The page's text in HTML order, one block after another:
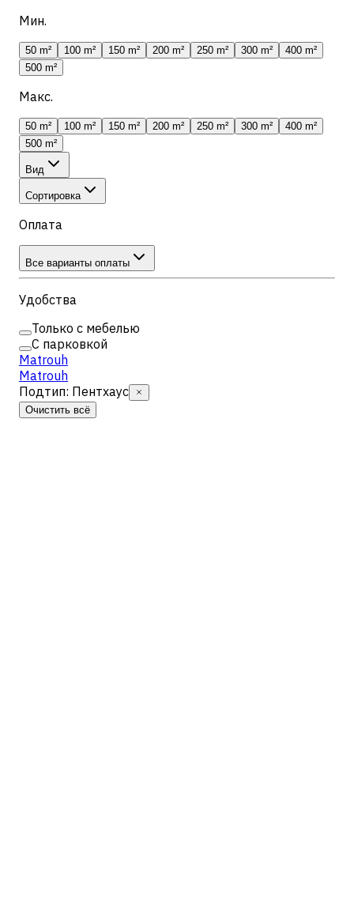
Мин.
50 m² 100 m² 150 m² 200 m² 250 m² 300 m²
400 m²
500 m²
Макс.
50 m² 100 m² 150 m² 200 m² 250 m² 300 m²
400 m²
500 m²
Вид
Сортировка
Оплата
Все варианты оплаты
Удобства
Только с мебелью
С парковкой
Matrouh
Matrouh
Подтип: Пентхаус
Очистить всё